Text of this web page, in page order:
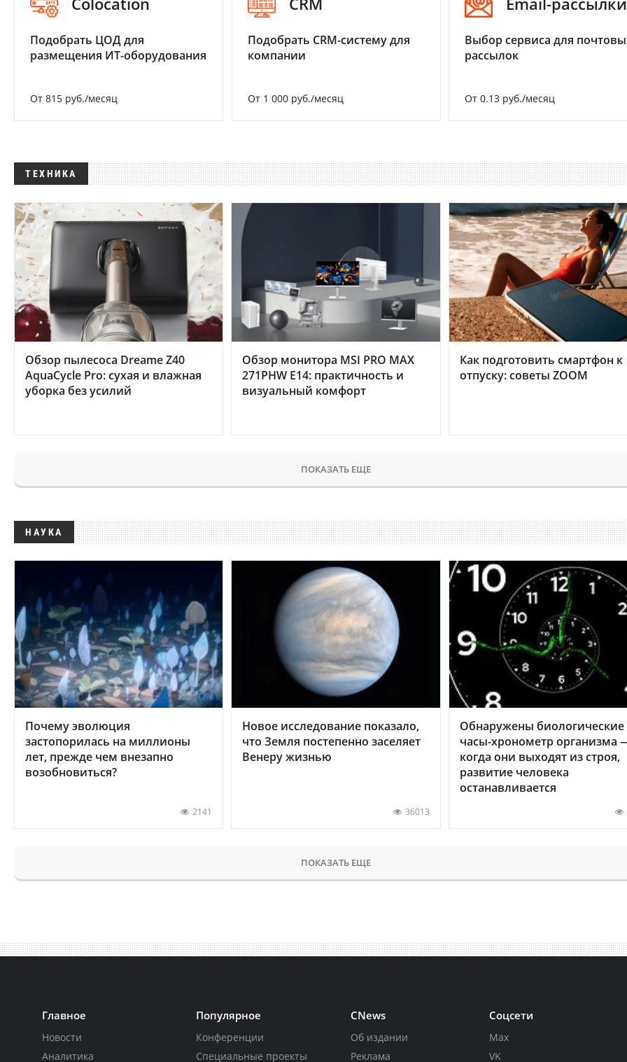
Подобрать ЦОД для
размещения ИТ-оборудования
От 815 руб./месяц
Подобрать CRM-систему для
компании
От 1 000 руб./месяц
Выбор сервиса для
рассылок
От 0.13 руб./месяц
ТЕХНИКА
Обзор пылесоса Dreame Z40
AquaCycle Pro: сухая и влажная
уборка без усилий
Обзор монитора MSI PRO MAX
271PHW E14: практичность и
визуальный комфорт
Как подготовить смартфон к
отпуску: советы ZOOM
ПОКАЗАТЬ ЕЩЕ
НАУКА
Почему эволюция
застопорилась на миллионы
лет, прежде чем внезапно
возобновиться?
2141
Новое исследование показало,
что Земля постепенно заселяет
Венеру жизнью
36013
Обнаружены биологические
часы-хронометр организма
когда они выходят из строя,
развитие человека
останавливается
ПОКАЗАТЬ ЕЩЕ
Главное
Новости
Аналитика
Популярное
Конференции
Специальные проекты
CNews
Об издании
Реклама
Соцсети
Max
VK